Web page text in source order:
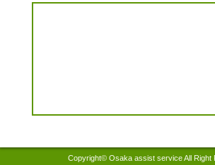
Copyright© Osaka assist service All Right